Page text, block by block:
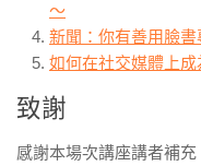
～
新聞：你有善用臉書
如何在社交媒體上成
致謝
感謝本場次講座講者補